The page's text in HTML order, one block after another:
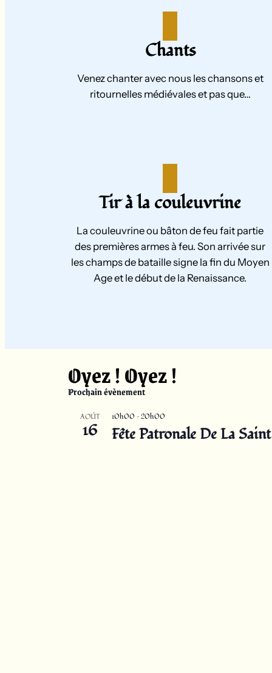
Chants
Venez chanter avec nous les chansons et
ritournelles médiévales et pas que…
Tir à la couleuvrine
La couleuvrine ou bâton de feu fait partie
des premières armes à feu. Son arrivée sur
les champs de bataille signe la fin du Moyen
Age et le début de la Renaissance.
Oyez ! Oyez !
Prochain évènement
AOÛT
16
10h00 –20h00
Fête Patronale De La